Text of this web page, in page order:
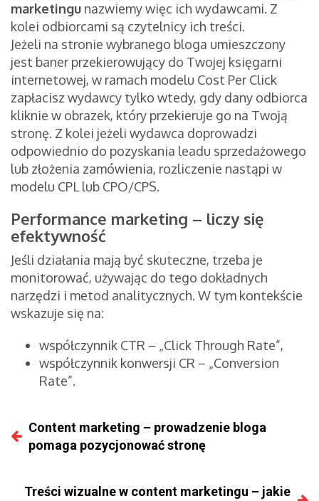
marketingu nazwiemy więc ich wydawcami. Z
kolei odbiorcami są czytelnicy ich treści.
Jeżeli na stronie wybranego bloga umieszczony
jest baner przekierowujący do Twojej księgarni
internetowej, w ramach modelu Cost Per Click
zapłacisz wydawcy tylko wtedy, gdy dany odbiorca
kliknie w obrazek, który przekieruje go na Twoją
stronę. Z kolei jeżeli wydawca doprowadzi
odpowiednio do pozyskania leadu sprzedażowego
lub złożenia zamówienia, rozliczenie nastąpi w
modelu CPL lub CPO/CPS.
Performance marketing – liczy się
efektywność
Jeśli działania mają być skuteczne, trzeba je
monitorować, używając do tego dokładnych
narzędzi i metod analitycznych. W tym kontekście
wskazuje się na:
współczynnik CTR – „Click Through Rate”,
współczynnik konwersji CR – „Conversion
Rate”.
Content marketing – prowadzenie bloga
pomaga pozycjonować stronę
Treści wizualne w content marketingu – jakie